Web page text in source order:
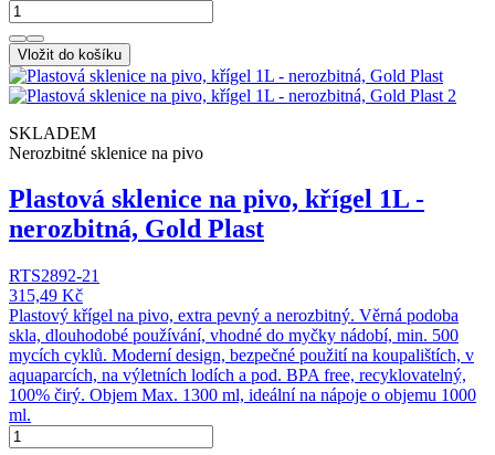
Vložit do košíku
SKLADEM
Nerozbitné sklenice na pivo
Plastová sklenice na pivo, křígel 1L -
nerozbitná, Gold Plast
RTS2892-21
315,49 Kč
Plastový křígel na pivo, extra pevný a nerozbitný. Věrná podoba
skla, dlouhodobé používání, vhodné do myčky nádobí, min. 500
mycích cyklů. Moderní design, bezpečné použití na koupalištích, v
aquaparcích, na výletních lodích a pod. BPA free, recyklovatelný,
100% čirý. Objem Max. 1300 ml, ideální na nápoje o objemu 1000
ml.